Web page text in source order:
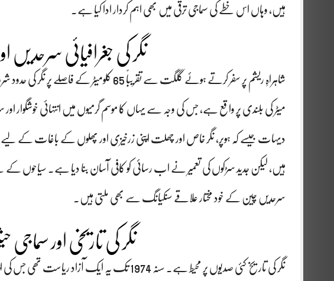
ہیں، وہاں اس خطے کی سماجی ترقی میں بھی اہم کردار ادا کیا ہے۔
نگر کی جغرافیائی سرحدیں
میٹر کی بلندی پر واقع ہے، جس کی وجہ سے یہاں کا موسم گرمیوں میں انتہائی خوشگوار
دیہات جیسے کہ ہوپر، نگر خاص اور چھلت اپنی زرخیزی اور پھلوں کے باغات کے
ہیں، لیکن جدید سڑکوں کی تعمیر نے اب رسائی کو کافی آسان بنا دیا ہے۔ سیاحوں کے
سرحدیں چین کے خود مختار علاقے سنکیانگ سے بھی ملتی ہیں۔
نگر کی تاریخی اور سماجی
نگر کی تاریخ کئی صدیوں پر محیط ہے۔ سنہ 1974 تک یہ